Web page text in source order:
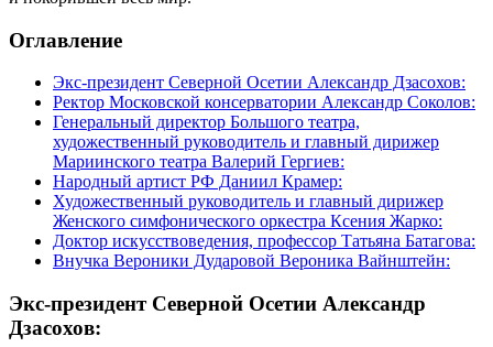
Оглавление
Экс-президент Северной Осетии Александр Дзасохов:
Ректор Московской консерватории Александр Соколов:
Генеральный директор Большого театра,
художественный руководитель и главный дирижер
Мариинского театра Валерий Гергиев:
Народный артист РФ Даниил Крамер:
Художественный руководитель и главный дирижер
Женского симфонического оркестра Ксения Жарко:
Доктор искусствоведения, профессор Татьяна Батагова:
Внучка Вероники Дударовой Вероника Вайнштейн:
Экс-президент Северной Осетии Александр
Дзасохов: